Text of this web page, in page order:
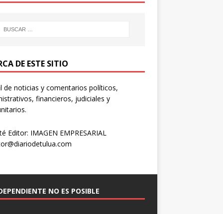
DE ESTE SITIO
de noticias y comentarios políticos,
financieros, judiciales y
Editor: IMAGEN EMPRESARIAL
NO ES POSIBLE